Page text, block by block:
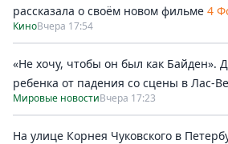
рассказала о своём новом фильме 4
КиноВчера 17:54
«Не хочу, чтобы он был как Байден».
ребенка от падения со сцены в Лас-
Мировые новостиВчера 17:23
На улице Корнея Чуковского в